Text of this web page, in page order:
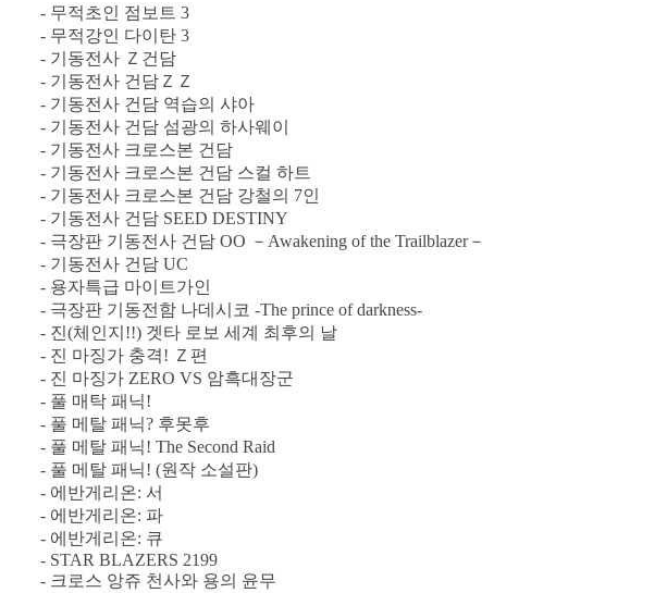
- 무적초인 점보트 3
- 무적강인 다이탄 3
- 기동전사 Ｚ건담
- 기동전사 건담ＺＺ
- 기동전사 건담 역습의 샤아
- 기동전사 건담 섬광의 하사웨이
- 기동전사 크로스본 건담
- 기동전사 크로스본 건담 스컬 하트
- 기동전사 크로스본 건담 강철의 7인
- 기동전사 건담 SEED DESTINY
- 극장판 기동전사 건담 OO －Awakening of the Trailblazer－
- 기동전사 건담 UC
- 용자특급 마이트가인
- 극장판 기동전함 나데시코 -The prince of darkness-
- 진(체인지!!) 겟타 로보 세계 최후의 날
- 진 마징가 충격! Ｚ편
- 진 마징가 ZERO VS 암흑대장군
- 풀 매탁 패닉!
- 풀 메탈 패닉? 후못후
- 풀 메탈 패닉! The Second Raid
- 풀 메탈 패닉! (원작 소설판)
- 에반게리온: 서
- 에반게리온: 파
- 에반게리온: 큐
- STAR BLAZERS 2199
- 크로스 앙쥬 천사와 용의 윤무